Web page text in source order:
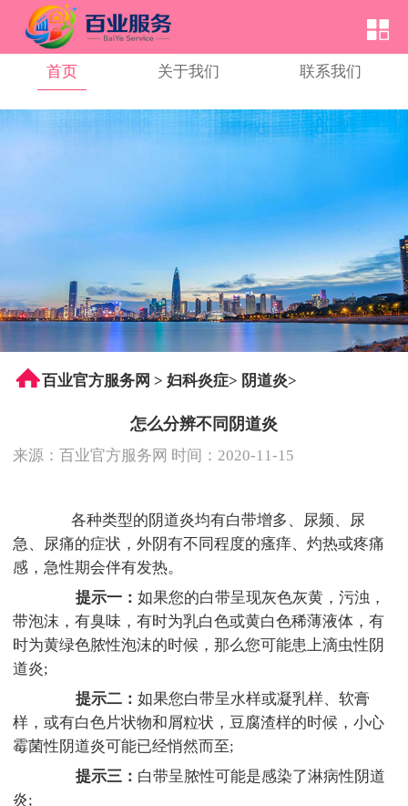
首页 关于我们 联系我们
百业官方服务网 > 妇科炎症> 阴道炎>
怎么分辨不同阴道炎
来源： 百业官方服务网 时间：2020-11-15
各种类型的阴道炎均有白带增多、尿频、尿
急、尿痛的症状，外阴有不同程度的瘙痒、灼热或疼痛
感，急性期会伴有发热。
提示一： 如果您的白带呈现灰色灰黄，污浊，
带泡沫，有臭味，有时为乳白色或黄白色稀薄液体，有
时为黄绿色脓性泡沫的时候，那么您可能患上滴虫性阴
道炎;
提示二： 如果您白带呈水样或凝乳样、软膏
样，或有白色片状物和屑粒状，豆腐渣样的时候，小心
霉菌性阴道炎可能已经悄然而至;
提示三： 白带呈脓性可能是感染了淋病性阴道
炎;